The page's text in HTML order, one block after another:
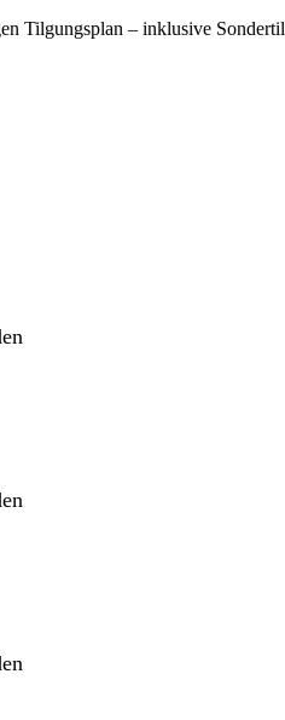
Tilgungsplan – inklusive